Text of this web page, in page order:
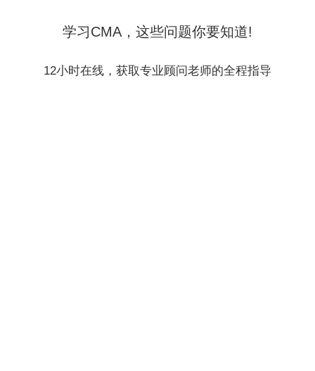
学习CMA，这些问题你要知道!
12小时在线，获取专业顾问老师的全程指导